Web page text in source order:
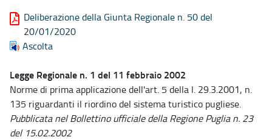
Deliberazione della Giunta Regionale n. 50 del
20/01/2020
Ascolta
Legge Regionale n. 1 del 11 febbraio 2002
Norme di prima applicazione dell'art. 5 della l. 29.3.2001, n.
135 riguardanti il riordino del sistema turistico pugliese.
Pubblicata nel Bollettino ufficiale della Regione Puglia n. 23
del 15.02.2002